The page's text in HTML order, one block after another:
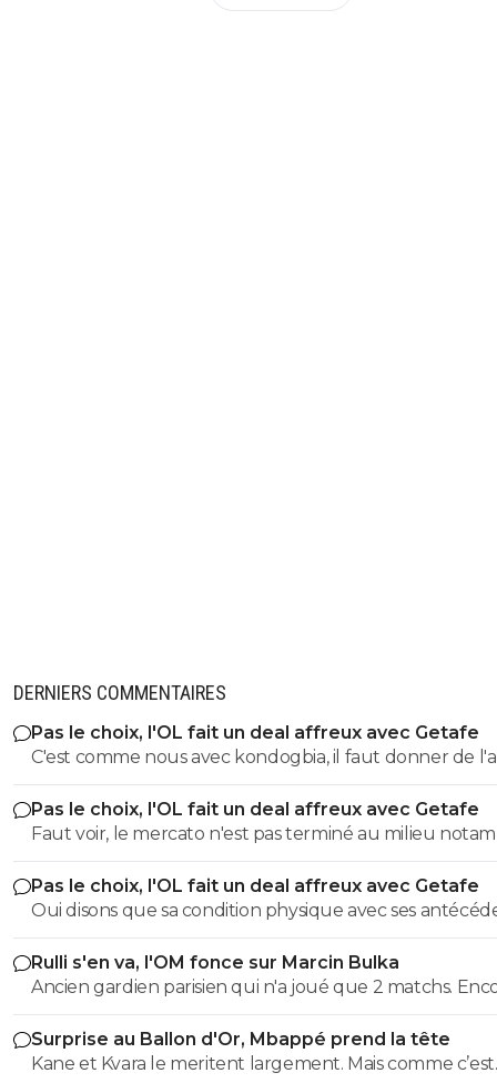
DERNIERS COMMENTAIRES
Pas le choix, l'OL fait un deal affreux avec Getafe
C'est comme nous avec kondogbia, il faut donner de
pour qu'il s'en aille 😂
Pas le choix, l'OL fait un deal affreux avec Getafe
Faut voir, le mercato n'est pas terminé au milieu
Pas le choix, l'OL fait un deal affreux avec Getafe
Oui disons que sa condition physique avec ses
médicaux, donc ses rechutes régulières + son salaire,
donnent une équation peu enclin à motiver des clubs
faire confiance(pour un futur transfert), même avec
salaire revu à la baisse, si toutefois il est ok avec ça.
Rulli s'en va, l'OM fonce sur Marcin Bulka
Ancien gardien parisien qui n'a joué que 2 matchs.
une fois pour créer la polémique. C'est plutôt ancien
de Nice, là ok mais pas Paris 😂
Surprise au Ballon d'Or, Mbappé prend la tête
Kane et Kvara le meritent largement. Mais comme c’est